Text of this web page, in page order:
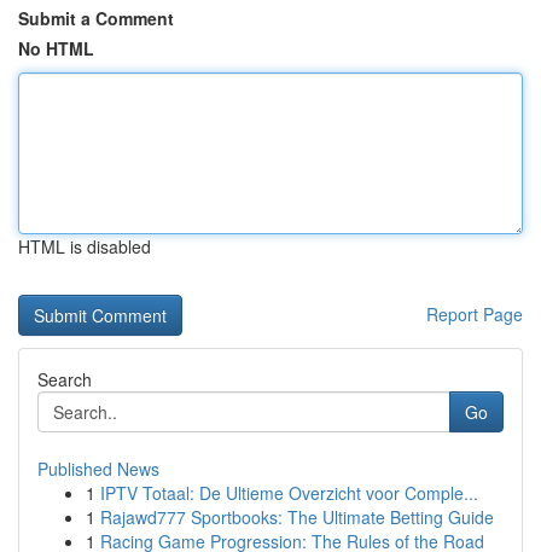
Submit a Comment
No HTML
HTML is disabled
Report Page
Search
Go
Published News
1 IPTV Totaal: De Ultieme Overzicht voor Comple...
1 Rajawd777 Sportbooks: The Ultimate Betting Guide
1 Racing Game Progression: The Rules of the Road